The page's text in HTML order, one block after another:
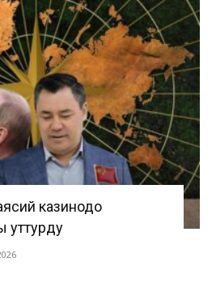
казинодо
уттурду